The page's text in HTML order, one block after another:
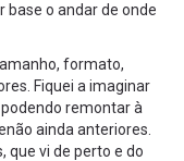
base o andar de onde
formato,
Fiquei a imaginar
remontar à
ainda anteriores.
que vi de perto e do